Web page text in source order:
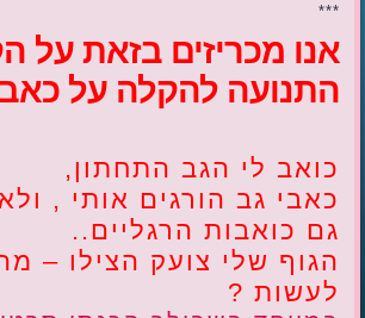
***
אנו מכריזים בזאת על
התנועה להקלה על
כואב לי הגב התחתון,
כאבי גב הורגים אותי ,
גם כואבות הרגליים..
הגוף שלי צועק הצילו –
לעשות ?